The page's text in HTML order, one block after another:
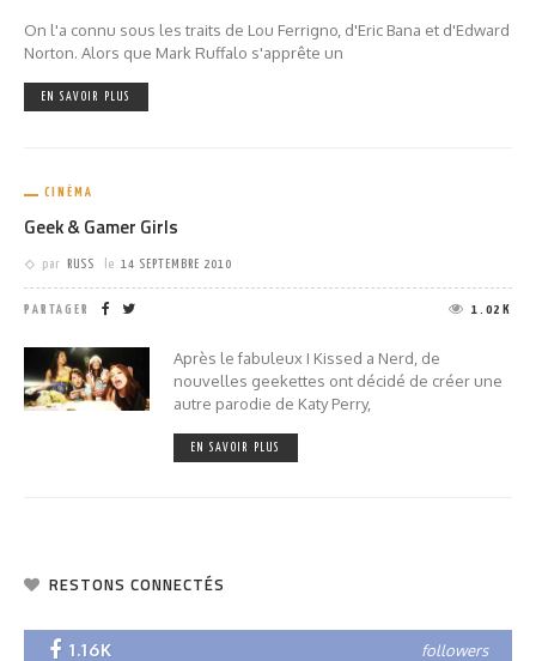
On l'a connu sous les traits de Lou Ferrigno, d'Eric Bana et d'Edward
Norton. Alors que Mark Ruffalo s'apprête un
EN SAVOIR PLUS
CINÉMA
Geek & Gamer Girls
par RUSS le 14 SEPTEMBRE 2010
PARTAGER 1.02K
Après le fabuleux I Kissed a Nerd, de
nouvelles geekettes ont décidé de créer une
autre parodie de Katy Perry,
EN SAVOIR PLUS
RESTONS CONNECTÉS
1.16K followers